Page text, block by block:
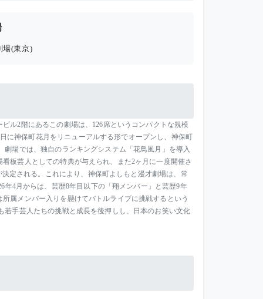
場(東京)
ル2階にあるこの劇場は、126席というコンパクトな規模
に神保町花月をリニューアルする形でオープンし、神保町
場では、独自のランキングシステム「花鳥風月」を導入
板芸人としての特典が与えられ、また2ヶ月に一度開催さ
定される。これにより、神保町よしもと漫才劇場は、常
4月からは、芸歴8年目以下の「翔メンバー」と芸歴9年
属メンバー入りを懸けてバトルライブに挑戦するという
手芸人たちの挑戦と成長を後押しし、日本のお笑い文化